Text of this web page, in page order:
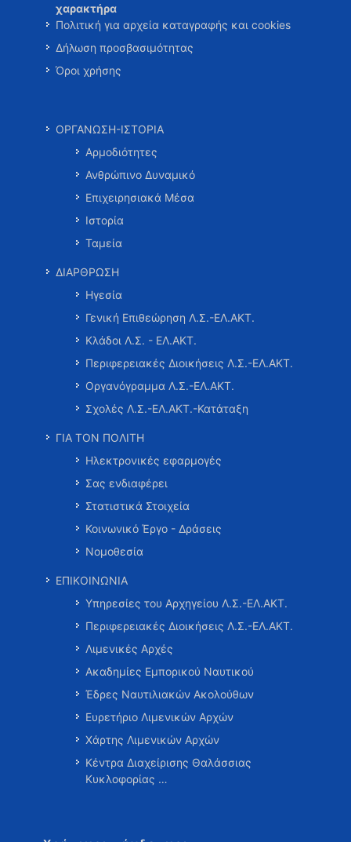
χαρακτήρα
Πολιτική για αρχεία καταγραφής και cookies
Δήλωση προσβασιμότητας
Όροι χρήσης
ΟΡΓΑΝΩΣΗ-ΙΣΤΟΡΙΑ
Αρμοδιότητες
Ανθρώπινο Δυναμικό
Επιχειρησιακά Μέσα
Ιστορία
Ταμεία
ΔΙΑΡΘΡΩΣΗ
Ηγεσία
Γενική Επιθεώρηση Λ.Σ.-ΕΛ.ΑΚΤ.
Κλάδοι Λ.Σ. - ΕΛ.ΑΚΤ.
Περιφερειακές Διοικήσεις Λ.Σ.-ΕΛ.ΑΚΤ.
Οργανόγραμμα Λ.Σ.-ΕΛ.ΑΚΤ.
Σχολές Λ.Σ.-ΕΛ.ΑΚΤ.-Κατάταξη
ΓΙΑ ΤΟΝ ΠΟΛΙΤΗ
Ηλεκτρονικές εφαρμογές
Σας ενδιαφέρει
Στατιστικά Στοιχεία
Κοινωνικό Έργο - Δράσεις
Νομοθεσία
ΕΠΙΚΟΙΝΩΝΙΑ
Υπηρεσίες του Αρχηγείου Λ.Σ.-ΕΛ.ΑΚΤ.
Περιφερειακές Διοικήσεις Λ.Σ.-ΕΛ.ΑΚΤ.
Λιμενικές Αρχές
Ακαδημίες Εμπορικού Ναυτικού
Έδρες Ναυτιλιακών Ακολούθων
Ευρετήριο Λιμενικών Αρχών
Χάρτης Λιμενικών Αρχών
Κέντρα Διαχείρισης Θαλάσσιας
Κυκλοφορίας …